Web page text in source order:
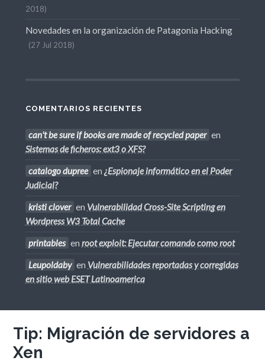
2018
Novedades en la organización de Patagonia Hacking
27 Jul 2018
COMENTARIOS RECIENTES
can't be sure if books are made of recycled paper en
Sistemas de ficheros: ext3 o XFS?
catalogo dupree en ¿Espionaje informático en el Poder
Judicial?
kristi clover en Vulnerabilidad Cross-Site Scripting en
Wordpress W3 Total Cache
printables en root exploit: Ejecutar comando como root
Leupoldaby en Vulnerabilidades reportadas y corregidas
en sitio web ESET Latinoamerica
Tip: Migración de servidores a
Xen